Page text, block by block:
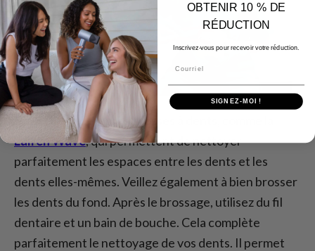
Il existe d'excellentes brosses à dents, comme la
Laifen Wave, qui permettent de nettoyer
parfaitement les espaces entre les dents et les
dents elles-mêmes. Veillez également à bien brosser
les dents du fond. Après le brossage, utilisez du fil
dentaire et un bain de bouche. Cela complète
parfaitement le nettoyage de vos dents. Il permet
OBTENIR 10 % DE
RÉDUCTION
Inscrivez-vous pour recevoir votre réduction.
SIGNEZ-MOI !